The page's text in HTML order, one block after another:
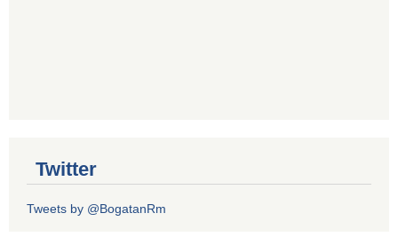
Twitter
Tweets by @BogatanRm